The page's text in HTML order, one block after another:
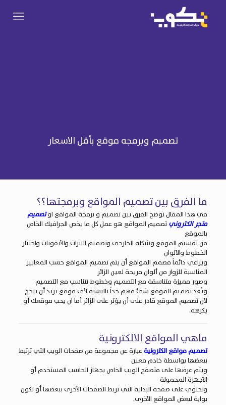
تصميم وبرمجه موقع بأقل الاسعار
ما الفرق بين تصميم المواقع وبرمجتها؟؟
في هذا المقال نوضح الفرق بين تصميم و برمجة المواقع اوتصميم
متجر الكترونيتصميم المواقع هو عمل كل ما يخص الجرافيك الخاص
بالموقع
من تقسيم الموقع وشكله الخارجي وتصميم البنرات والأيقونات واختيار
الخطوط والألوان
ويراعي دائماً مصمم المواقع أن يتمتصميم المواقع حسب المعايير
المناسبة للزوار من ألوان مريحة لعين الزائر
وصور مميزة متناسقة مع التصميم وخطوط تتناسب مع التصميم
ويُعد تصميم الموقع شئ مهم جداً بالنسبة لأي موقع يريد أن ينجح
لأن تصميم الموقع قادر على أن يؤثر على الزائر أما ان يحب موقعك أو
يكرهه.
ماهي المواقع الالكترونية
تصميم مواقع الكترونيةعبارة عن مجموعة من صفحات الويب التي ترتبط
ببعضها بواسطة خادم معين
ويتم عرضها على متصفح الويب الخاص بجهاز الحاسب المستخدم أو
الأجهزة المحمولة
وتحتوي على صفحة البداية التي تربط الصفحات الأخرى ببعضها أو تكون
بوابة لبعض المواقع الأخرى.